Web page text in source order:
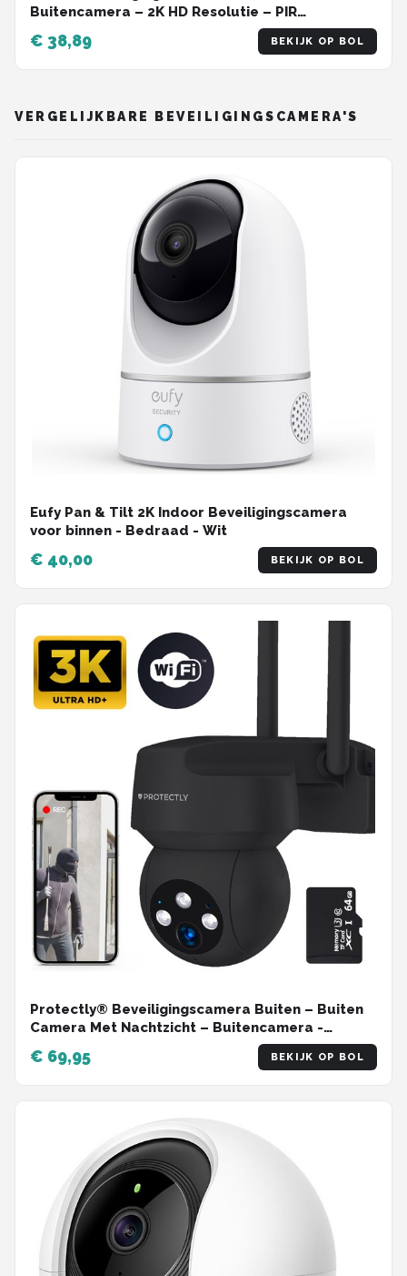
Buitencamera – 2K HD Resolutie – PIR
Bewegingsdetectie – Nachtzicht
€ 38,89 BEKIJK OP BOL
VERGELIJKBARE BEVEILIGINGSCAMERA'S
Eufy Pan & Tilt 2K Indoor Beveiligingscamera
voor binnen - Bedraad - Wit
€ 40,00 BEKIJK OP BOL
Protectly® Beveiligingscamera Buiten – Buiten
Camera Met Nachtzicht – Buitencamera -
Security camera - 3K HD 5MP - Met WiFi en APP -
Incl. 64GB SD - Zwart
€ 69,95 BEKIJK OP BOL